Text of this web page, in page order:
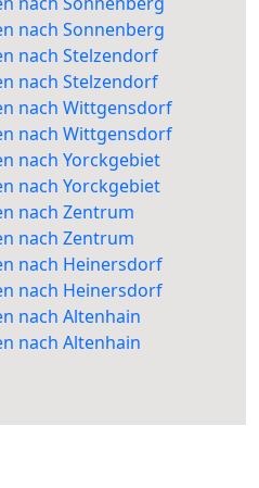
nach Sonnenberg
nach Stelzendorf
nach Stelzendorf
nach Wittgensdorf
nach Wittgensdorf
nach Yorckgebiet
nach Yorckgebiet
nach Zentrum
nach Zentrum
nach Heinersdorf
nach Heinersdorf
nach Altenhain
nach Altenhain